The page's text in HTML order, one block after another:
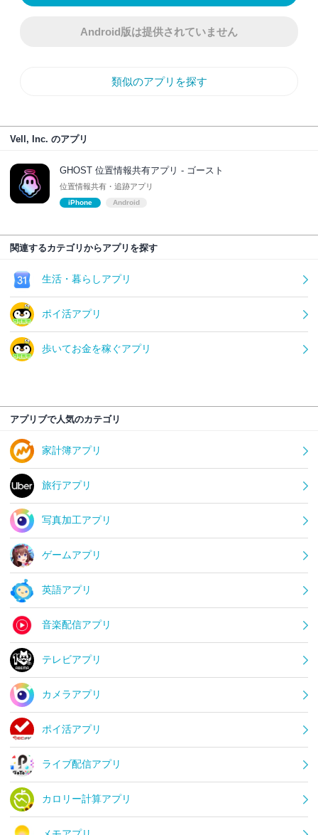
Android版は提供されていません
類似のアプリを探す
Vell, Inc. のアプリ
GHOST 位置情報共有アプリ - ゴースト
位置情報共有・追跡アプリ
iPhone Android
関連するカテゴリからアプリを探す
生活・暮らしアプリ
ポイ活アプリ
歩いてお金を稼ぐアプリ
アプリブで人気のカテゴリ
家計簿アプリ
旅行アプリ
写真加工アプリ
ゲームアプリ
英語アプリ
音楽配信アプリ
テレビアプリ
カメラアプリ
ポイ活アプリ
ライブ配信アプリ
カロリー計算アプリ